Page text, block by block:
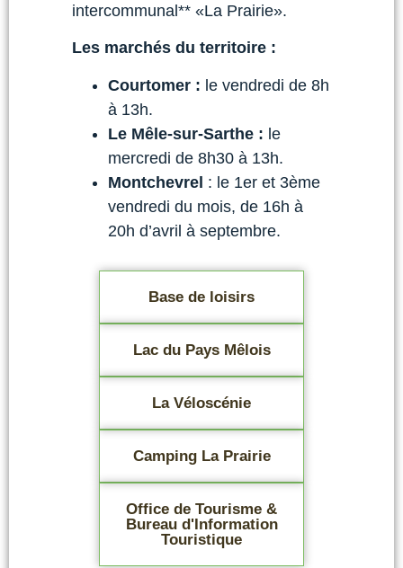
intercommunal** «La Prairie».
Les marchés du territoire :
Courtomer : le vendredi de 8h
à 13h.
Le Mêle-sur-Sarthe : le
mercredi de 8h30 à 13h.
Montchevrel : le 1er et 3ème
vendredi du mois, de 16h à
20h d’avril à septembre.
Base de loisirs
Lac du Pays Mêlois
La Véloscénie
Camping La Prairie
Office de Tourisme &
Bureau d'Information
Touristique